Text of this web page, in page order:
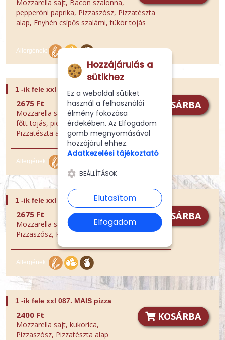
Mozzarella sajt, Bacon szalonna,
pepperóni paprika, Pizzaszósz, Pizzatészta
alap, Enyhén csípős szalámi, tükör tojás
Allergének:
KOSÁRBA
1 -ik fele xxl 078. PICK pizza
2675 Ft
Mozzarella sajt, csemege uborka,
főtt tojás, pick szalámi, Pizzaszósz,
Pizzatészta alap
Allergének:
KOSÁRBA
1 -ik fele xxl 079. DON PIETRO pizza
2675 Ft
Mozzarella sajt, Főtt tarja, főtt tojás,
Pizzaszósz, Pizzatészta alap, Tormakrém
Allergének:
KOSÁRBA
1 -ik fele xxl 087. MAIS pizza
2400 Ft
Mozzarella sajt, kukorica,
Pizzaszósz, Pizzatészta alap
Hozzájárulás a
sütikhez
Ez a weboldal sütiket
használ a felhasználói
élmény fokozása
érdekében. Az Elfogadom
gomb megnyomásával
hozzájárul ehhez.
Adatkezelési tájékoztató
BEÁLLÍTÁSOK
Elutasítom
Elfogadom